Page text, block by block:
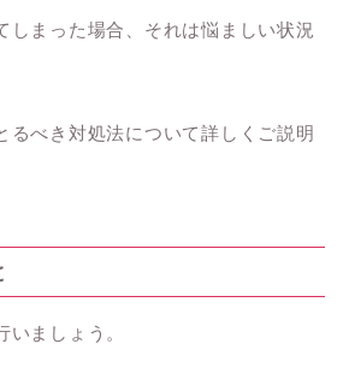
しまった場合、それは悩ましい状況
るべき対処法について詳しくご説明
いましょう。